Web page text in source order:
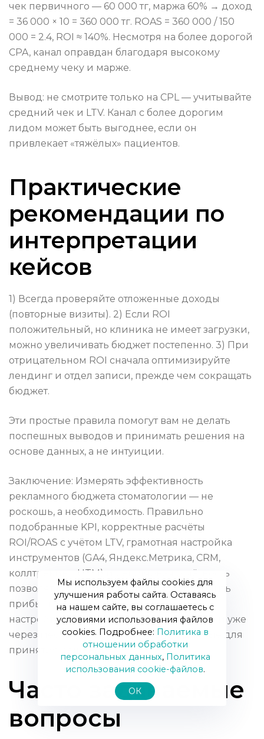
чек первичного — 60 000 тг, маржа 60% → доход
= 36 000 × 10 = 360 000 тг. ROAS = 360 000 / 150
000 = 2.4, ROI ≈ 140%. Несмотря на более дорогой
CPA, канал оправдан благодаря высокому
среднему чеку и марже.
Вывод: не смотрите только на CPL — учитывайте
средний чек и LTV. Канал с более дорогим
лидом может быть выгоднее, если он
привлекает «тяжёлых» пациентов.
Практические
рекомендации по
интерпретации
кейсов
1) Всегда проверяйте отложенные доходы
(повторные визиты). 2) Если ROI
положительный, но клиника не имеет загрузки,
можно увеличивать бюджет постепенно. 3) При
отрицательном ROI сначала оптимизируйте
лендинг и отдел записи, прежде чем сокращать
бюджет.
Эти простые правила помогут вам не делать
поспешных выводов и принимать решения на
основе данных, а не интуиции.
Заключение: Измерять эффективность
рекламного бюджета стоматологии — не
роскошь, а необходимость. Правильно
подобранные KPI, корректные расчёты
ROI/ROAS с учётом LTV, грамотная настройка
инструментов (GA4, Яндекс.Метрика, CRM,
коллтрекинг, UTM) и регулярная отчётность
позволят минимизировать CPA и увеличить
прибыль клиники. Начните с простого:
настройте UTM и цели, подключите CRM, и уже
через месяц у вас будут реальные данные для
принятия решений.
Часто задаваемые
вопросы
Мы используем файлы cookies для
улучшения работы сайта. Оставаясь
на нашем сайте, вы соглашаетесь с
условиями использования файлов
cookies. Подробнее: Политика в
отношении обработки
персональных данных, Политика
использования сookie-файлов.
ОК